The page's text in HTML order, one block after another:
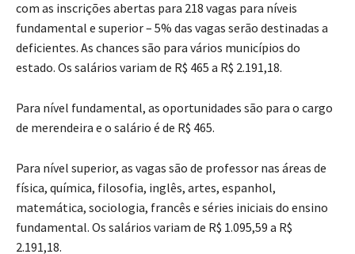
com as inscrições abertas para 218 vagas para níveis
fundamental e superior – 5% das vagas serão destinadas a
deficientes. As chances são para vários municípios do
estado. Os salários variam de R$ 465 a R$ 2.191,18.
Para nível fundamental, as oportunidades são para o cargo
de merendeira e o salário é de R$ 465.
Para nível superior, as vagas são de professor nas áreas de
física, química, filosofia, inglês, artes, espanhol,
matemática, sociologia, francês e séries iniciais do ensino
fundamental. Os salários variam de R$ 1.095,59 a R$
2.191,18.